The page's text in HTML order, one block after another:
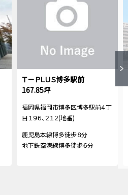
Ｔ－ＰＬＵＳ博多駅前
167.85坪
福岡県福岡市博多区博多駅前４丁
目１９６、２１２(地番)
鹿児島本線博多徒歩８分
地下鉄空港線博多徒歩６分